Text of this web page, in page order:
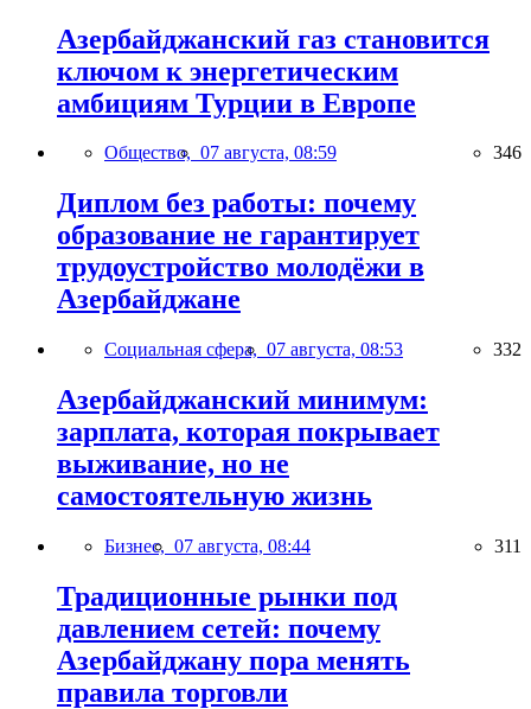
Азербайджанский газ становится
ключом к энергетическим
амбициям Турции в Европе
Общество, 07 августа, 08:59 346
Диплом без работы: почему
образование не гарантирует
трудоустройство молодёжи в
Азербайджане
Социальная сфера, 07 августа, 08:53 332
Азербайджанский минимум:
зарплата, которая покрывает
выживание, но не
самостоятельную жизнь
Бизнес, 07 августа, 08:44 311
Традиционные рынки под
давлением сетей: почему
Азербайджану пора менять
правила торговли